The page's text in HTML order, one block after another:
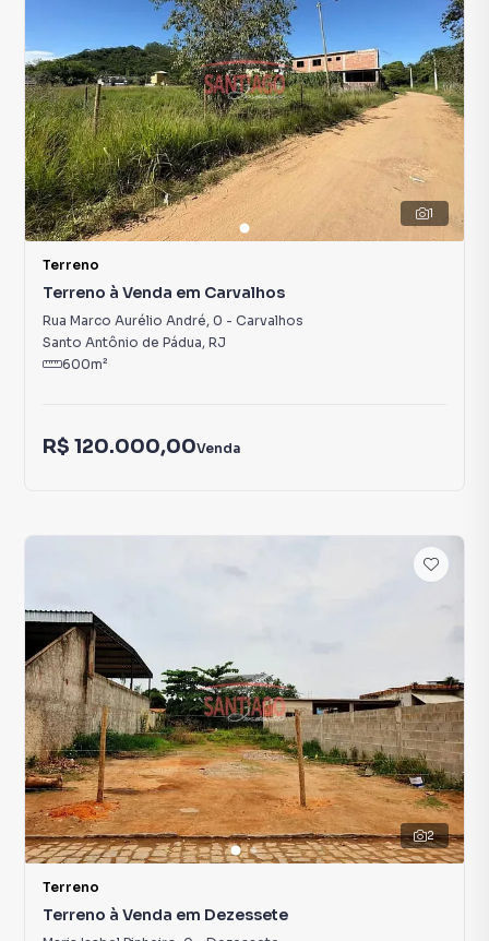
1
Terreno
Terreno à Venda em Carvalhos
Rua Marco Aurélio André, 0 - Carvalhos
Santo Antônio de Pádua, RJ
600m²
R$ 120.000,00Venda
2
Terreno
Terreno à Venda em Dezessete